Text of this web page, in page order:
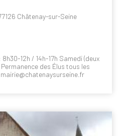
Châtenay-sur-Seine
12h / 14h-17h Samedi (deux
des Élus tous les